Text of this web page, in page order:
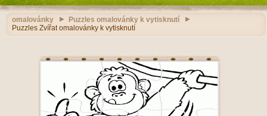
omalovánky
Puzzles omalovánky k vytisknutí
Puzzles Zvířat omalovánky k vytisknutí